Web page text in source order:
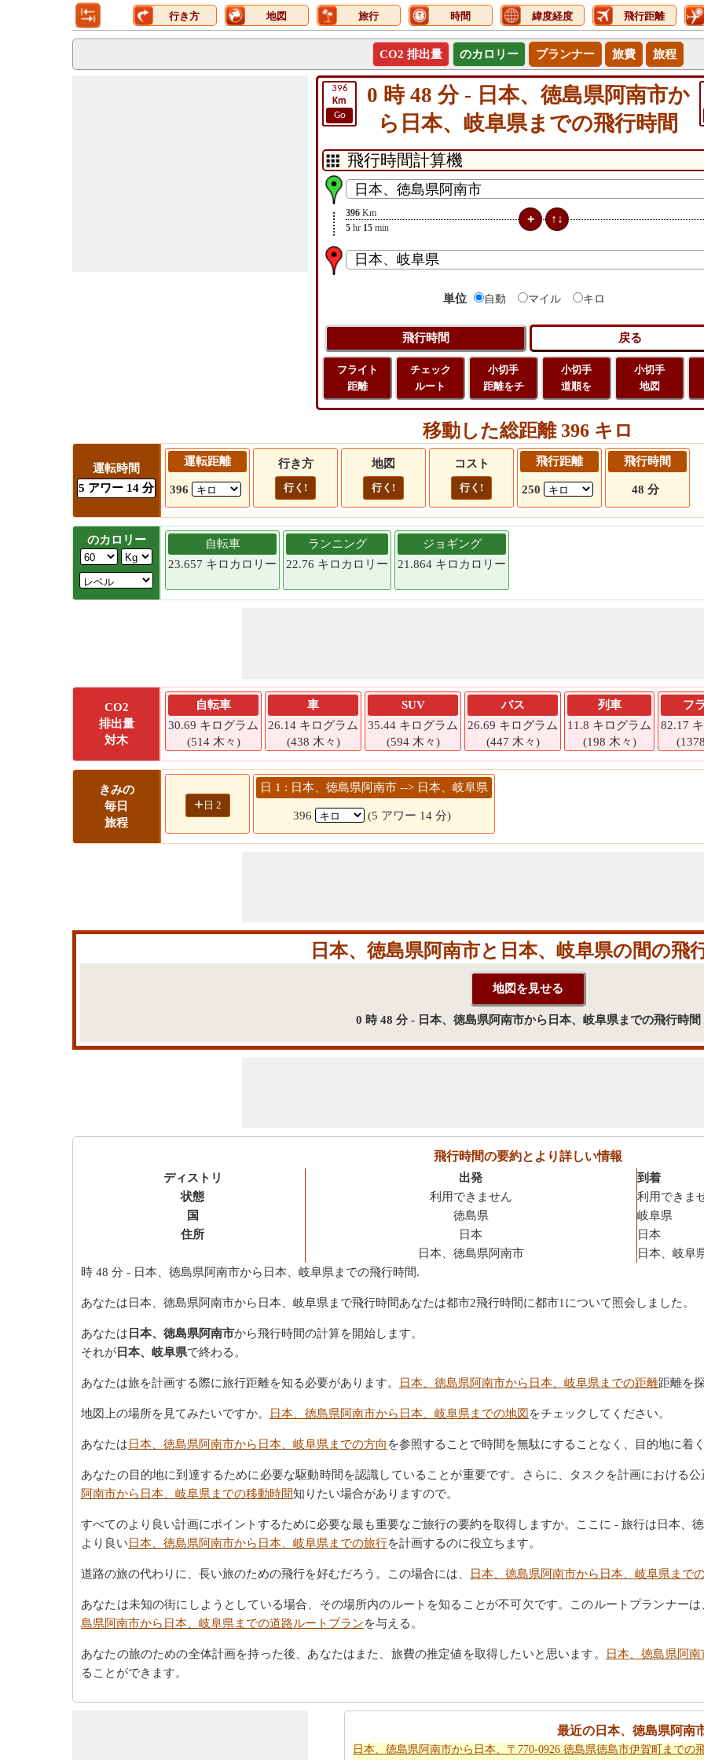
行き方 地図 旅行 時間 緯度経度 飛行距離
CO2 排出量 のカロリー プランナー 旅費 旅程
396
Km
Go
0 時 48 分 - 日本、徳島県阿南市か
ら日本、岐阜県までの飛行時間
396 Km
5 hr 15 min
単位 自動 マイル キロ
フライト
距離
チェック
ルート
小切手
距離をチ
小切手
道順を
小切手
地図
移動した総距離 396 キロ
運転時間
5 アワー 14 分
運転距離
396
行き方
行く!
地図
行く!
コスト
行く!
飛行距離
250
飛行時間
48 分
のカロリー
自転車
23.657 キロカロリー
ランニング
22.76 キロカロリー
ジョギング
21.864 キロカロリー
CO2
排出量
対木
自転車
30.69 キログラム
(514 木々)
車
26.14 キログラム
(438 木々)
SUV
35.44 キログラム
(594 木々)
バス
26.69 キログラム
(447 木々)
列車
11.8 キログラム
(198 木々)
フ
82.17
きみの
毎日
旅程
+ 日 2
日 1 : 日本、徳島県阿南市 --> 日本、岐阜県
396 (5 アワー 14 分)
日本、徳島県阿南市と日本、岐阜県の間の飛
0 時 48 分 - 日本、徳島県阿南市から日本、岐阜県までの飛行時間
飛行時間の要約とより詳しい情報
ディストリ
状態
国
住所
出発
利用できません
徳島県
日本
日本、徳島県阿南市
到着
利用できま
岐阜県
日本
日本、岐阜
時 48 分 - 日本、徳島県阿南市から日本、岐阜県までの飛行時間.
あなたは日本、徳島県阿南市から日本、岐阜県まで飛行時間あなたは都市2飛行時間に都市1について照会しました。
あなたは 日本、徳島県阿南市から飛行時間の計算を開始します。
それが 日本、岐阜県で終わる。
あなたは旅を計画する際に旅行距離を知る必要があります。 日本、徳島県阿南市から日本、岐阜県までの距離距離を
地図上の場所を見てみたいですか。 日本、徳島県阿南市から日本、岐阜県までの地図をチェックしてください。
あなたは日本、徳島県阿南市から日本、岐阜県までの方向 を参照することで時間を無駄にすることなく、目的地に着
あなたの目的地に到達するために必要な駆動時間を認識していることが重要です。さらに、タスクを計画における
阿南市から日本、岐阜県までの移動時間知りたい場合がありますので。
すべてのより良い計画にポイントするために必要な最も重要なご旅行の要約を取得しますか。ここに - 旅行は日本、
より良い日本、徳島県阿南市から日本、岐阜県までの旅行を計画するのに役立ちます。
道路の旅の代わりに、長い旅のための飛行を好むだろう。この場合には、 日本、徳島県阿南市から日本、岐阜県まで
あなたは未知の街にしようとしている場合、その場所内のルートを知ることが不可欠です。このルートプランナー
島県阿南市から日本、岐阜県までの道路ルートプランを与える。
あなたの旅のための全体計画を持った後、あなたはまた、旅費の推定値を取得したいと思います。 日本、徳島県阿
ることができます。
最近の日本、徳島県阿南
日本、徳島県阿南市から日本、〒770-0926 徳島県徳島市伊賀町までの